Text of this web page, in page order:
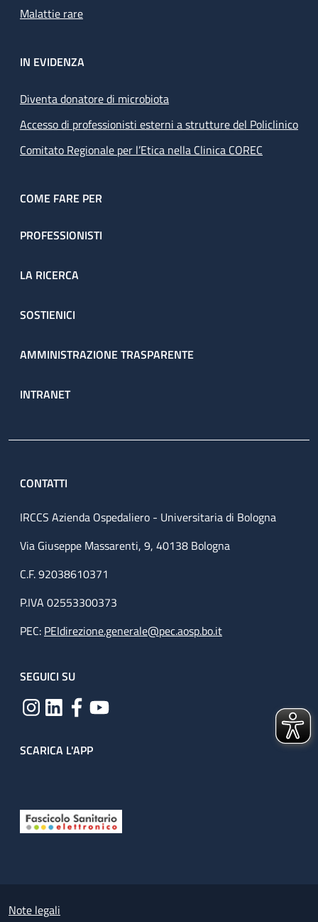
Malattie rare
IN EVIDENZA
Diventa donatore di microbiota
Accesso di professionisti esterni a strutture del Policlinico
Comitato Regionale per l’Etica nella Clinica COREC
COME FARE PER
PROFESSIONISTI
LA RICERCA
SOSTIENICI
AMMINISTRAZIONE TRASPARENTE
INTRANET
CONTATTI
IRCCS Azienda Ospedaliero - Universitaria di Bologna
Via Giuseppe Massarenti, 9, 40138 Bologna
C.F. 92038610371
P.IVA 02553300373
PEC: PEIdirezione.generale@pec.aosp.bo.it
SEGUICI SU
SCARICA L'APP
Small prints
Note legali